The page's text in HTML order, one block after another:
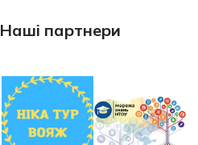
Наші партнери